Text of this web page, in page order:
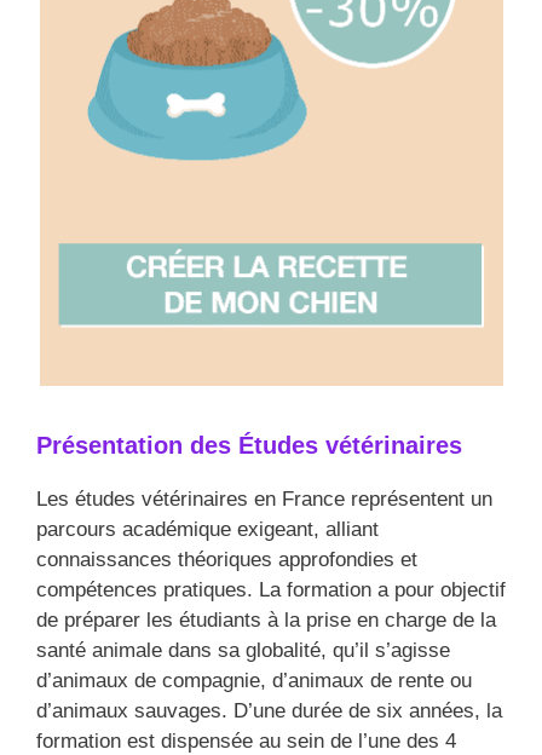
Présentation des Études vétérinaires
Les études vétérinaires en France représentent un
parcours académique exigeant, alliant
connaissances théoriques approfondies et
compétences pratiques. La formation a pour objectif
de préparer les étudiants à la prise en charge de la
santé animale dans sa globalité, qu’il s’agisse
d’animaux de compagnie, d’animaux de rente ou
d’animaux sauvages. D’une durée de six années, la
formation est dispensée au sein de l’une des 4